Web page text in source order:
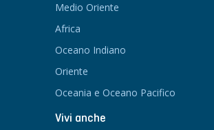
Medio Oriente
Africa
Oceano Indiano
Oriente
Oceania e Oceano Pacifico
Vivi anche